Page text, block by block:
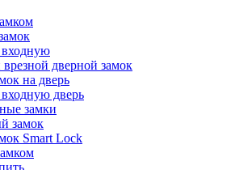
дверной замок
на дверь
дверь
замки
замок
Smart Lock